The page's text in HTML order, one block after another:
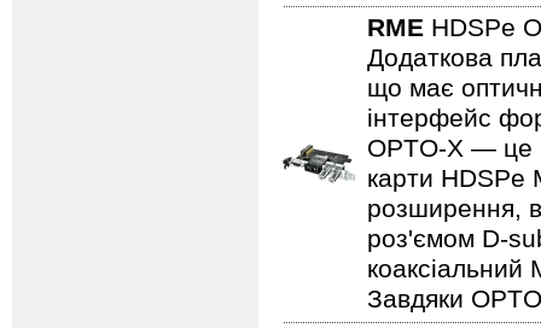
RME HDSPe
Додаткова
що має
інтерфейс
OPTO-X — це
карти HDSPe
розширення,
роз'ємом D-
коаксіальний
Завдяки